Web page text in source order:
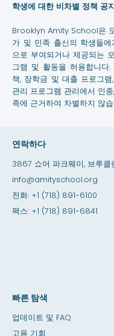
학생에 대한 비차별 정책 공
Brooklyn Amity School은
가 및 민족 출신의 학생들에
으로 부여되거나 제공되는
그램 및 활동을 허용합니다
책, 장학금 및 대출 프로그
관리 프로그램 관리에서 인
족에 근거하여 차별하지 않
연락하다
3867 쇼어 파크웨이, 브루클
info@amityschool.org
전화: +1 (718) 891-6100
팩스: +1 (718) 891-6841
빠른 탐색
업데이트 및 FAQ
고용 기회